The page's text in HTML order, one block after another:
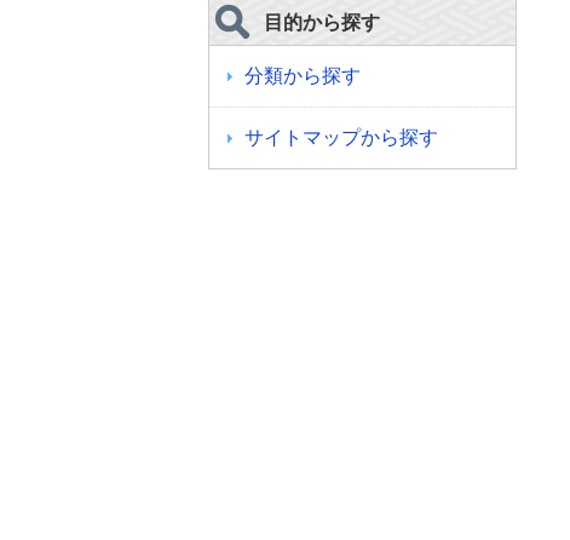
目的から探す
分類から探す
サイトマップから探す